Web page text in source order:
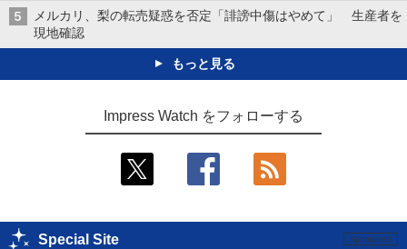
メルカリ、梨の転売疑惑を否定「誹謗中傷はやめて」 生産者を
現地確認
もっと見る
Impress Watch をフォローする
Special Site